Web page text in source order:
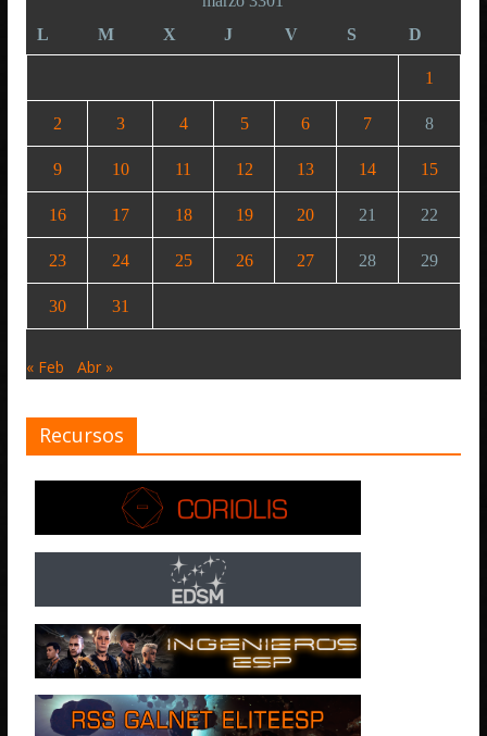
L
M X J V S D
1
2 3 4 5 6 7 8
9 10 11 12 13 14 15
16 17 18 19 20 21 22
23 24 25 26 27 28 29
30 31
« Feb Abr »
Recursos